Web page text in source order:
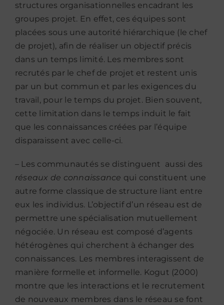
structures organisationnelles encadrant les
groupes projet. En effet, ces équipes sont
placées sous une autorité hiérarchique (le chef
de projet), afin de réaliser un objectif précis
dans un temps limité. Les membres sont
recrutés par le chef de projet et restent unis
par un but commun et par les exigences du
travail, pour le temps du projet. Bien souvent,
cette limitation dans le temps induit le fait
que les connaissances créées par l’équipe
disparaissent avec celle-ci.
– Les communautés se distinguent aussi des
réseaux de connaissance qui constituent une
autre forme classique de structure liant entre
eux les individus. L’objectif d’un réseau est de
permettre une spécialisation mutuellement
négociée. Un réseau est composé d’agents
hétérogènes qui cherchent à échanger des
connaissances. Les membres interagissent de
manière formelle et informelle. Kogut (2000)
montre que les interactions et le recrutement
de nouveaux membres dans le réseau se font